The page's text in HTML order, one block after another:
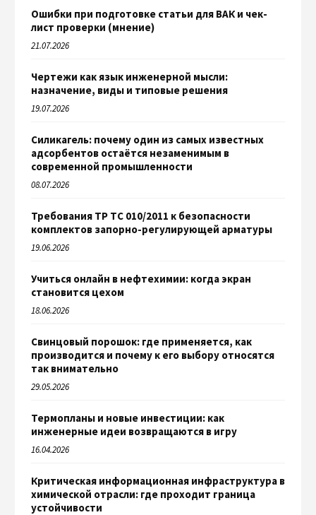
Ошибки при подготовке статьи для ВАК и чек-
лист проверки (мнение)
21.07.2026
Чертежи как язык инженерной мысли:
назначение, виды и типовые решения
19.07.2026
Силикагель: почему один из самых известных
адсорбентов остаётся незаменимым в
современной промышленности
08.07.2026
Требования ТР ТС 010/2011 к безопасности
комплектов запорно-регулирующей арматуры
19.06.2026
Учиться онлайн в нефтехимии: когда экран
становится цехом
18.06.2026
Свинцовый порошок: где применяется, как
производится и почему к его выбору относятся
так внимательно
29.05.2026
Термопланы и новые инвестиции: как
инженерные идеи возвращаются в игру
16.04.2026
Критическая информационная инфраструктура в
химической отрасли: где проходит граница
устойчивости